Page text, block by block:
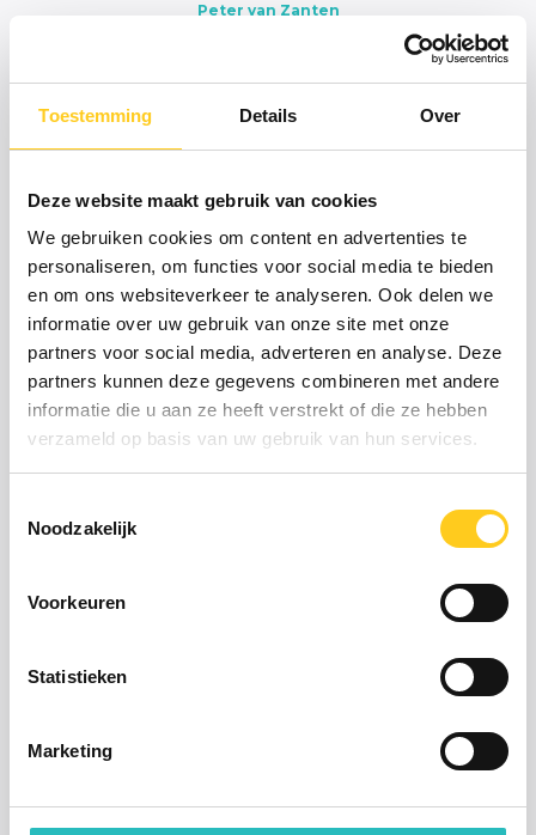
Toestemming Details Over
Deze website maakt gebruik van cookies
We gebruiken cookies om content en advertenties te
personaliseren, om functies voor social media te bieden
en om ons websiteverkeer te analyseren. Ook delen we
informatie over uw gebruik van onze site met onze
partners voor social media, adverteren en analyse. Deze
partners kunnen deze gegevens combineren met andere
informatie die u aan ze heeft verstrekt of die ze hebben
verzameld op basis van uw gebruik van hun services.
Noodzakelijk
Voorkeuren
Statistieken
Marketing
Peter van Zanten
Laat ook jouwprojecten &
Neem contact op voor een gratis analyse en ga voor
resultaat!
Verkorte doorlooptijden van projecten en
processen
Continu verbeteren en verspillingen
Gedrag en leiderschap in lijn met je doelen
Bedrijf
Voornaam Achternaam